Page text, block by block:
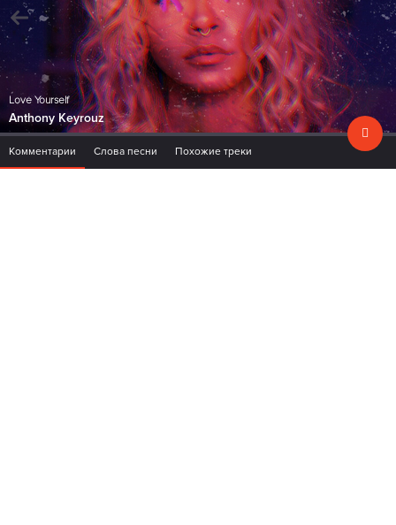
Love Yourself
Anthony Keyrouz
Комментарии Слова песни Похожие треки